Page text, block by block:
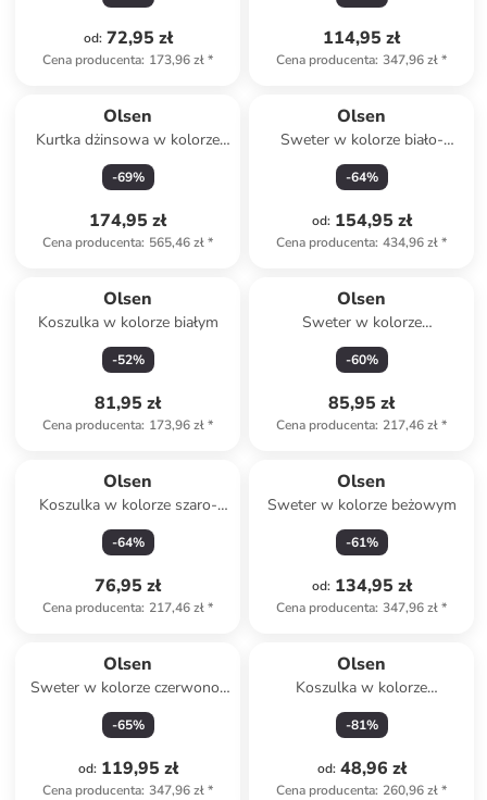
od: 72,95 zł
Cena producenta: 173,96 zł*
114,95 zł
Cena producenta: 347,96 zł*
Olsen
Kurtka dżinsowa w kolorze
błękitnym
-69%
174,95 zł
Cena producenta: 565,46 zł*
Olsen
Sweter w kolorze biało-
czarnym
-64%
od: 154,95 zł
Cena producenta: 434,96 zł*
Olsen
Koszulka w kolorze białym
-52%
81,95 zł
Cena producenta: 173,96 zł*
Olsen
Sweter w kolorze
granatowym
-60%
85,95 zł
Cena producenta: 217,46 zł*
Olsen
Koszulka w kolorze szaro-
czarnym
-64%
76,95 zł
Cena producenta: 217,46 zł*
Olsen
Sweter w kolorze beżowym
-61%
od: 134,95 zł
Cena producenta: 347,96 zł*
Olsen
Sweter w kolorze czerwono-
białym
-65%
od: 119,95 zł
Cena producenta: 347,96 zł*
Olsen
Koszulka w kolorze
kremowym
-81%
od: 48,96 zł
Cena producenta: 260,96 zł*